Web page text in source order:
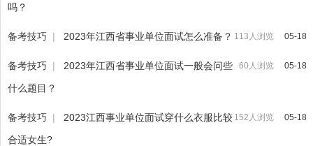
吗？
05-18
113人浏览
备考技巧 | 2023年江西省事业单位面试怎么准备？
05-18
60人浏览
备考技巧 |
2023年江西省事业单位面试一般会问些
什么题目？
05-18
152人浏览
备考技巧 |
2023江西事业单位面试穿什么衣服比较
合适女生?